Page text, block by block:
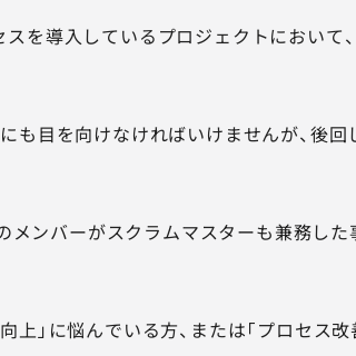
を導入しているプロジェクトにおいて
も目を向けなければいけませんが、後
ンバーがスクラムマスターも兼務した
上」に悩んでいる方、または「プロセス